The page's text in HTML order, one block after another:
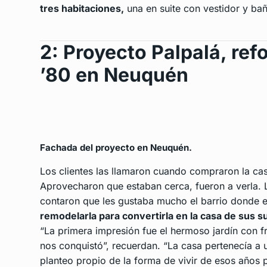
tres habitaciones, una en suite con vestidor y
2: Proyecto Palpalá,
’80 en Neuquén
Fachada del proyecto en Neuquén.
Los clientes las llamaron cuando compraron la
Aprovecharon que estaban cerca, fueron a
contaron que les gustaba mucho el barrio donde
remodelarla para convertirla en la casa de sus
“La primera impresión fue el hermoso jardín con
nos conquistó”, recuerdan. “La casa pertenecía a
planteo propio de la forma de vivir de esos años